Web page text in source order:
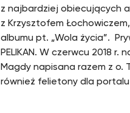
z najbardziej obiecujących
z Krzysztofem
albumu pt. „Wola życia”.
PELIKAN. W czerwcu 2018
Magdy napisana razem z o.
również felietony dla